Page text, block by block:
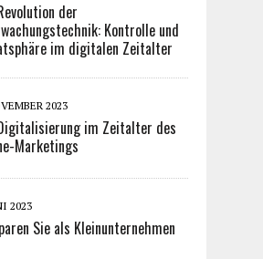
der
Kontrolle und
im digitalen Zeitalter
2023
im Zeitalter des
Marketings
2023
Sie als Kleinunternehmen